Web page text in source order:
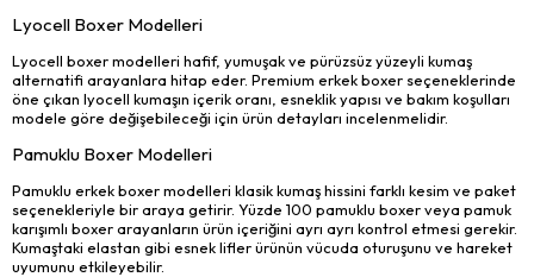
Lyocell Boxer Modelleri
Lyocell boxer modelleri hafif, yumuşak ve pürüzsüz yüzeyli kumaş
alternatifi arayanlara hitap eder. Premium erkek boxer seçeneklerinde
öne çıkan lyocell kumaşın içerik oranı, esneklik yapısı ve bakım koşulları
modele göre değişebileceği için ürün detayları incelenmelidir.
Pamuklu Boxer Modelleri
Pamuklu erkek boxer modelleri klasik kumaş hissini farklı kesim ve paket
seçenekleriyle bir araya getirir. Yüzde 100 pamuklu boxer veya pamuk
karışımlı boxer arayanların ürün içeriğini ayrı ayrı kontrol etmesi gerekir.
Kumaştaki elastan gibi esnek lifler ürünün vücuda oturuşunu ve hareket
uyumunu etkileyebilir.